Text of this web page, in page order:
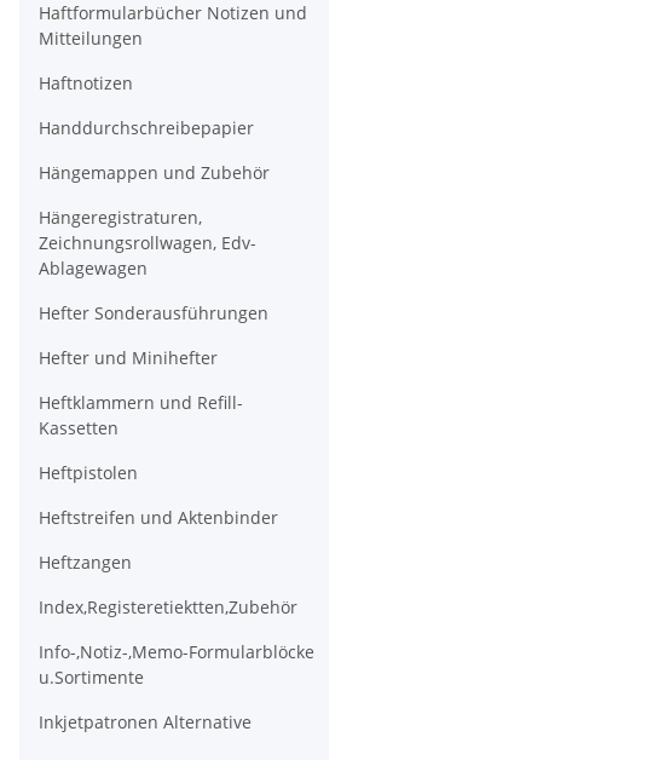
Haftformularbücher Notizen und
Mitteilungen
Haftnotizen
Handdurchschreibepapier
Hängemappen und Zubehör
Hängeregistraturen,
Zeichnungsrollwagen, Edv-
Ablagewagen
Hefter Sonderausführungen
Hefter und Minihefter
Heftklammern und Refill-
Kassetten
Heftpistolen
Heftstreifen und Aktenbinder
Heftzangen
Index,Registeretiektten,Zubehör
Info-,Notiz-,Memo-Formularblöcke
u.Sortimente
Inkjetpatronen Alternative